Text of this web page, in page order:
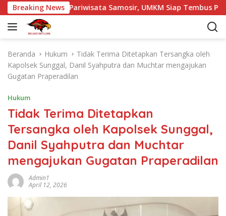
a
Breaking News
dan Pariwisata Samosir, UMKM Siap Tembus Pasar Lebih
Beranda Hukum
Tidak Terima Ditetapkan Tersangka oleh
Kapolsek Sunggal, Danil Syahputra dan Muchtar mengajukan
Gugatan Praperadilan
Hukum
Tidak Terima Ditetapkan
Tersangka oleh Kapolsek Sunggal,
Danil Syahputra dan Muchtar
mengajukan Gugatan Praperadilan
Admin1
April 12, 2026